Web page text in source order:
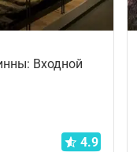
Входной
4.9